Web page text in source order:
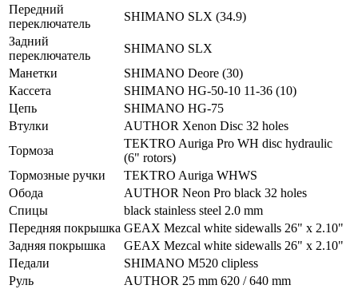
Передний
переключатель
SHIMANO SLX (34.9)
Задний
переключатель
SHIMANO SLX
Манетки
SHIMANO Deore (30)
Кассета
SHIMANO HG-50-10 11-36 (10)
Цепь
SHIMANO HG-75
Втулки
AUTHOR Xenon Disc 32 holes
Тормоза
TEKTRO Auriga Pro WH disc hydraulic
(6" rotors)
Тормозные ручки
TEKTRO Auriga WHWS
Обода
AUTHOR Neon Pro black 32 holes
Спицы
black stainless steel 2.0 mm
Передняя покрышка GEAX Mezcal white sidewalls 26" x 2.10"
Задняя покрышка
GEAX Mezcal white sidewalls 26" x 2.10"
Педали
SHIMANO M520 clipless
Руль
AUTHOR 25 mm 620 / 640 mm